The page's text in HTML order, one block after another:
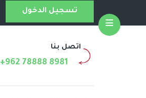
تسجيل الدخول
اتصل بنا
+962 78888 8981